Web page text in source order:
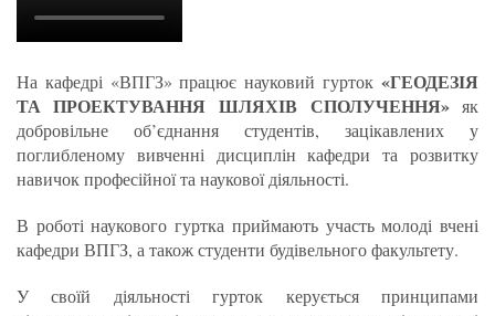
На кафедрі «ВПГЗ» працює науковий гурток «ГЕОДЕЗІЯ
ТА ПРОЕКТУВАННЯ ШЛЯХІВ СПОЛУЧЕННЯ» як
добровільне об’єднання студентів, зацікавлених у
поглибленому вивченні дисциплін кафедри та розвитку
навичок професійної та наукової діяльності.
В роботі наукового гуртка приймають участь молоді вчені
кафедри ВПГЗ, а також студенти будівельного факультету.
У своїй діяльності гурток керується принципами